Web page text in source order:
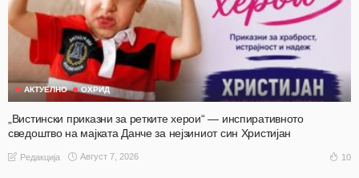
АКТУЕЛНО ОХРИД
„Вистински приказни за ретките херои“ — инспиративното
сведоштво на мајката Данче за нејзиниот син Христијан
Редакција Август 7, 2026 10